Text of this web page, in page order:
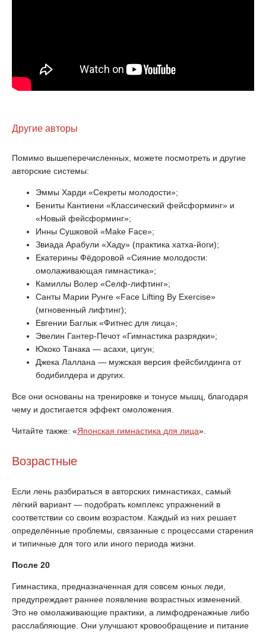
Другие авторы
Помимо вышеперечисленных, можете посмотреть и другие
авторские системы:
Эммы Харди «Секреты молодости»;
Бениты Кантиени «Классический фейсформинг» и
«Новый фейсформинг»;
Инны Сушковой «Make Face»;
Звиада Арабули «Хаду» (практика хатха-йоги);
Екатерины Фёдоровой «Сияние молодости:
омолаживающая гимнастика»;
Камиллы Волер «Селф-лифтинг»;
Санты Марии Рунге «Face Lifting By Exercise»
(мгновенный лифтинг);
Евгении Баглык «Фитнес для лица»;
Эвелин Гантер-Печот «Гимнастика разрядки»;
Юкоко Танака — асахи, цигун;
Джека Лаллана — мужская версия фейсбилдинга от
бодибилдера и других.
Все они основаны на тренировке и тонусе мышц, благодаря
чему и достигается эффект омоложения.
Читайте также: «Японская гимнастика для лица».
Возрастные
Если лень разбираться в авторских гимнастиках, самый
лёгкий вариант — подобрать комплекс упражнений в
соответствии со своим возрастом. Каждый из них решает
определённые проблемы, связанные с процессами старения
и типичные для того или иного периода жизни.
После 20
Гимнастика, предназначенная для совсем юных леди,
предупреждает раннее появление возрастных изменений.
Это не омолаживающие практики, а лимфодренажные либо
расслабляющие. Они улучшают кровообращение и питание